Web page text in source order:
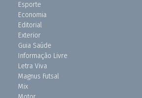
Esporte
Economia
Editorial
Exterior
Guia Saúde
Informação Livre
Letra Viva
Magnus Futsal
Mix